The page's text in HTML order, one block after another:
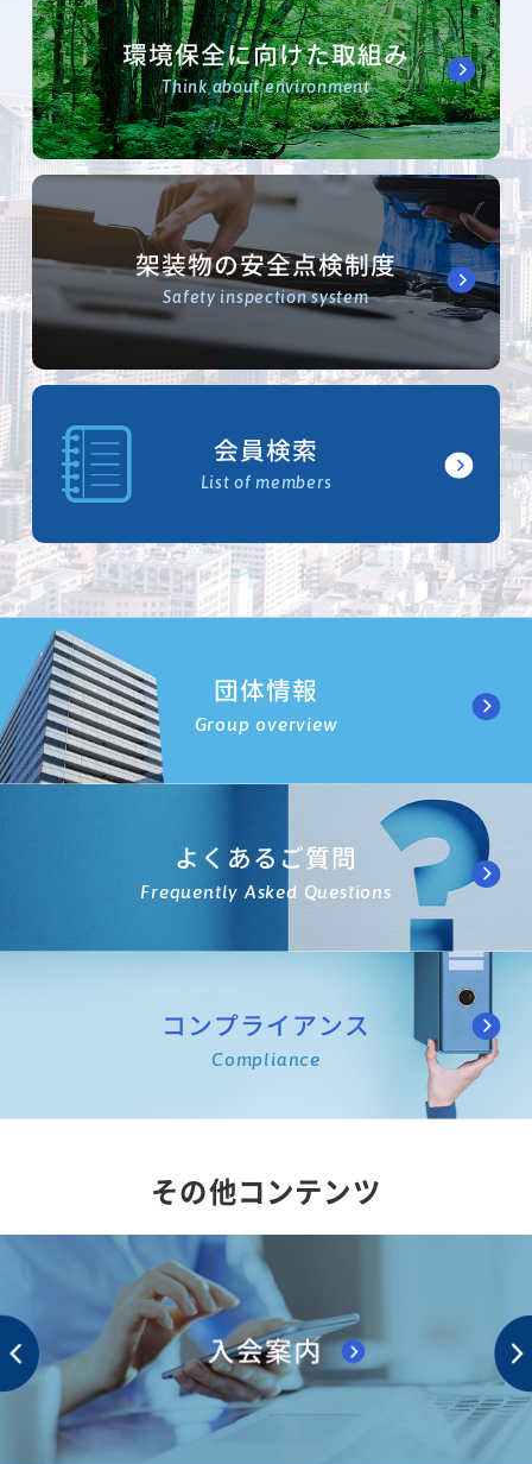
環境保全に向けた取組み
Think about environment
架装物の安全点検制度
Safety inspection system
会員検索
List of members
団体情報
Group overview
よくあるご質問
Frequently Asked Questions
コンプライアンス
Compliance
その他コンテンツ